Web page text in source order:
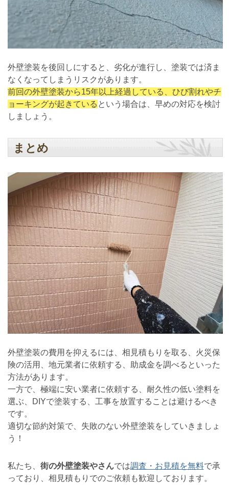
外壁塗装を後回しにすると、劣化が進行し、塗装では済ま
なくなってしまうリスクがあります。
前回の外壁塗装から15年以上経過している、ひび割れやチ
ョーキングが起きている という場合は、早めの対応を検討
しましょう。
まとめ
外壁塗装の費用を抑えるには、相見積もりを取る、火災保
険の活用、地元業者に依頼する、助成金を調べるといった
方法があります。
一方で、極端に安い業者に依頼する、耐久性の低い塗料を
選ぶ、DIYで塗装する、工事を放置することは避けるべき
です。
適切な節約対策で、失敗のない外壁塗装をしていきましょ
う！
私たち、 街の外壁塗装やさんでは調査・お見積を無料で承
っており、相見積もりでのご依頼も歓迎しております。